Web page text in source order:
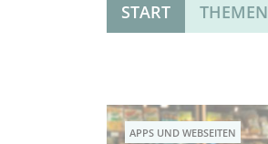
START THEMEN
APPS UND WEBSEITEN